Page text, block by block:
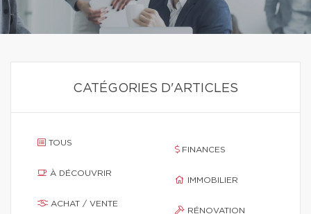
CATÉGORIES D'ARTICLES
TOUS
À DÉCOUVRIR
ACHAT / VENTE
FINANCES
IMMOBILIER
RÉNOVATION